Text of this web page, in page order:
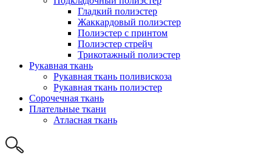
Гладкий полиэстер
Жаккардовый полиэстер
Полиэстер с принтом
Полиэстер стрейч
Трикотажный полиэстер
Рукавная ткань
Рукавная ткань поливискоза
Рукавная ткань полиэстер
Сорочечная ткань
Плательные ткани
Атласная ткань